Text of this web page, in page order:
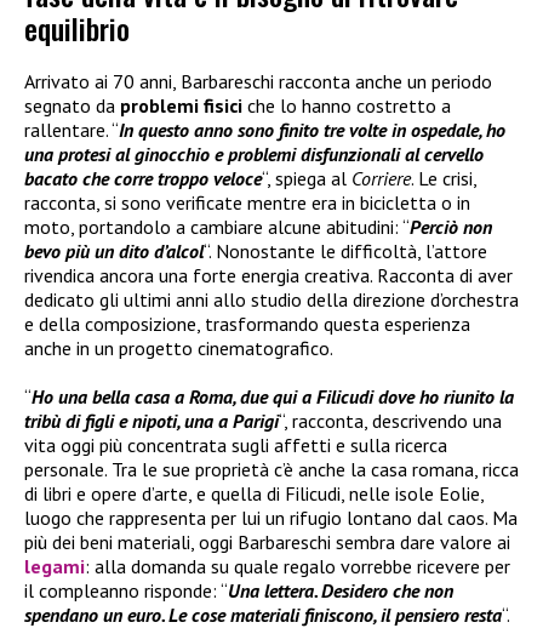
equilibrio
Arrivato ai 70 anni, Barbareschi racconta anche un periodo
segnato da problemi fisici che lo hanno costretto a
rallentare. “In questo anno sono finito tre volte in ospedale, ho
una protesi al ginocchio e problemi disfunzionali al cervello
bacato che corre troppo veloce“, spiega al Corriere. Le crisi,
racconta, si sono verificate mentre era in bicicletta o in
moto, portandolo a cambiare alcune abitudini: “Perciò non
bevo più un dito d’alcol“. Nonostante le difficoltà, l’attore
rivendica ancora una forte energia creativa. Racconta di aver
dedicato gli ultimi anni allo studio della direzione d’orchestra
e della composizione, trasformando questa esperienza
anche in un progetto cinematografico.
“Ho una bella casa a Roma, due qui a Filicudi dove ho riunito la
tribù di figli e nipoti, una a Parigi“, racconta, descrivendo una
vita oggi più concentrata sugli affetti e sulla ricerca
personale. Tra le sue proprietà c’è anche la casa romana, ricca
di libri e opere d’arte, e quella di Filicudi, nelle isole Eolie,
luogo che rappresenta per lui un rifugio lontano dal caos. Ma
più dei beni materiali, oggi Barbareschi sembra dare valore ai
legami: alla domanda su quale regalo vorrebbe ricevere per
il compleanno risponde: “Una lettera. Desidero che non
spendano un euro. Le cose materiali finiscono, il pensiero resta“.